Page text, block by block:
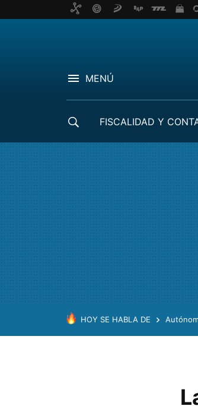
MENÚ
FISCALIDAD Y
HOY SE HABLA DE